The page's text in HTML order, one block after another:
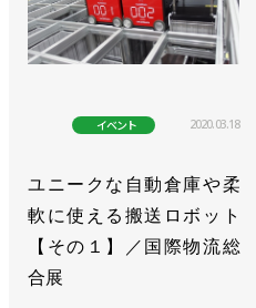
イベント 2020.03.18
ユニークな自動倉庫や柔
軟に使える搬送ロボット
【その１】／国際物流総
合展